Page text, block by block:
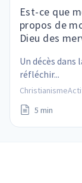
Est-ce que
propos de
Dieu des
Un décès
réfléchir...
5 min